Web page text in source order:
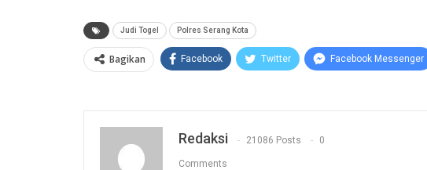
Judi Togel Polres Serang Kota
Bagikan Facebook Twitter Facebook Messenger
Redaksi 21086 Posts 0
Comments